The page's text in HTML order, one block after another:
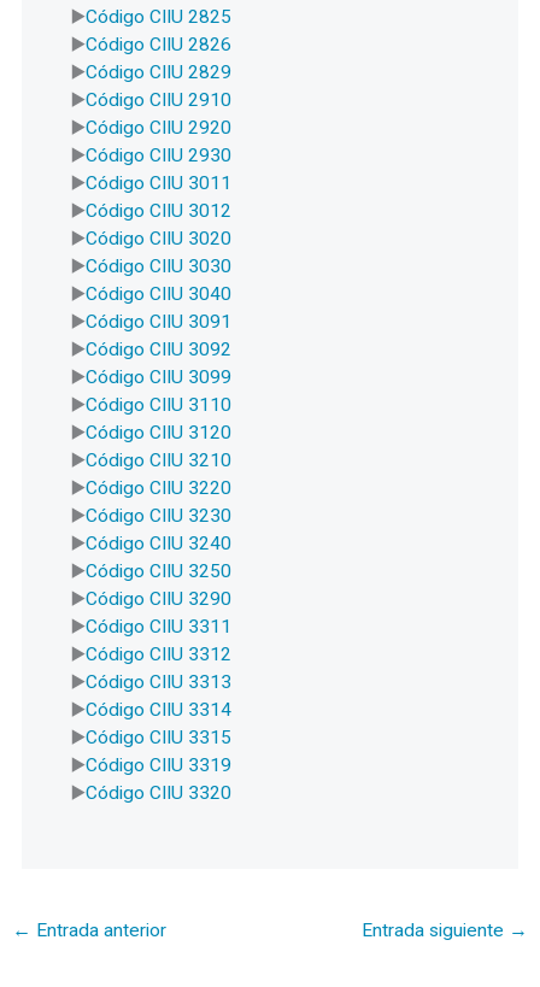
Código CIIU 2825
Código CIIU 2826
Código CIIU 2829
Código CIIU 2910
Código CIIU 2920
Código CIIU 2930
Código CIIU 3011
Código CIIU 3012
Código CIIU 3020
Código CIIU 3030
Código CIIU 3040
Código CIIU 3091
Código CIIU 3092
Código CIIU 3099
Código CIIU 3110
Código CIIU 3120
Código CIIU 3210
Código CIIU 3220
Código CIIU 3230
Código CIIU 3240
Código CIIU 3250
Código CIIU 3290
Código CIIU 3311
Código CIIU 3312
Código CIIU 3313
Código CIIU 3314
Código CIIU 3315
Código CIIU 3319
Código CIIU 3320
← Entrada anterior Entrada siguiente →